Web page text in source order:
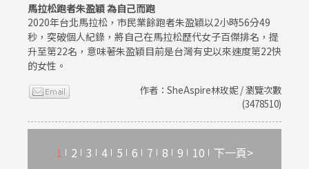
馬拉松跑者朱盈穎 為自己而跑
2020年台北馬拉松，市民業餘跑者朱盈穎以2小時56分49
秒，突破個人紀錄，將自己在馬拉松歷代女子百傑排名，提
升至第22名，意味著朱盈穎目前是台灣有史以來速度第22快
的女性。
作者：SheAspire林玫妮 / 瀏覽次數
(3478510)
1 2 3 4 5 6 7 8 9 10 下一頁>